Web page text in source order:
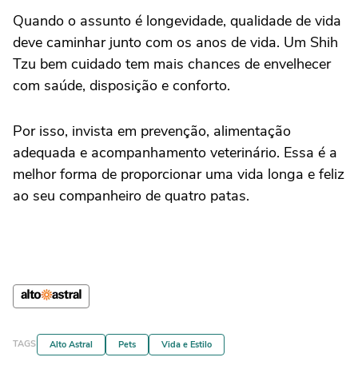
Quando o assunto é longevidade, qualidade de vida
deve caminhar junto com os anos de vida. Um Shih
Tzu bem cuidado tem mais chances de envelhecer
com saúde, disposição e conforto.
Por isso, invista em prevenção, alimentação
adequada e acompanhamento veterinário. Essa é a
melhor forma de proporcionar uma vida longa e feliz
ao seu companheiro de quatro patas.
TAGS Alto Astral Pets Vida e Estilo